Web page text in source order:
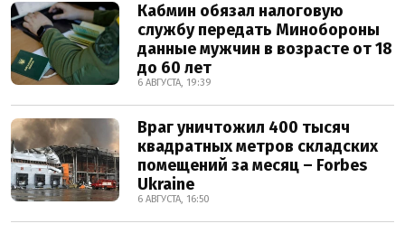
Кабмин обязал налоговую
службу передать Минобороны
данные мужчин в возрасте от 18
до 60 лет
6 АВГУСТА, 19:39
Враг уничтожил 400 тысяч
квадратных метров складских
помещений за месяц – Forbes
Ukraine
6 АВГУСТА, 16:50